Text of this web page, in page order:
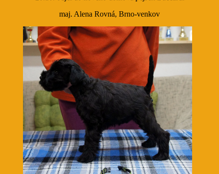
maj. Alena Rovná, Brno-venkov